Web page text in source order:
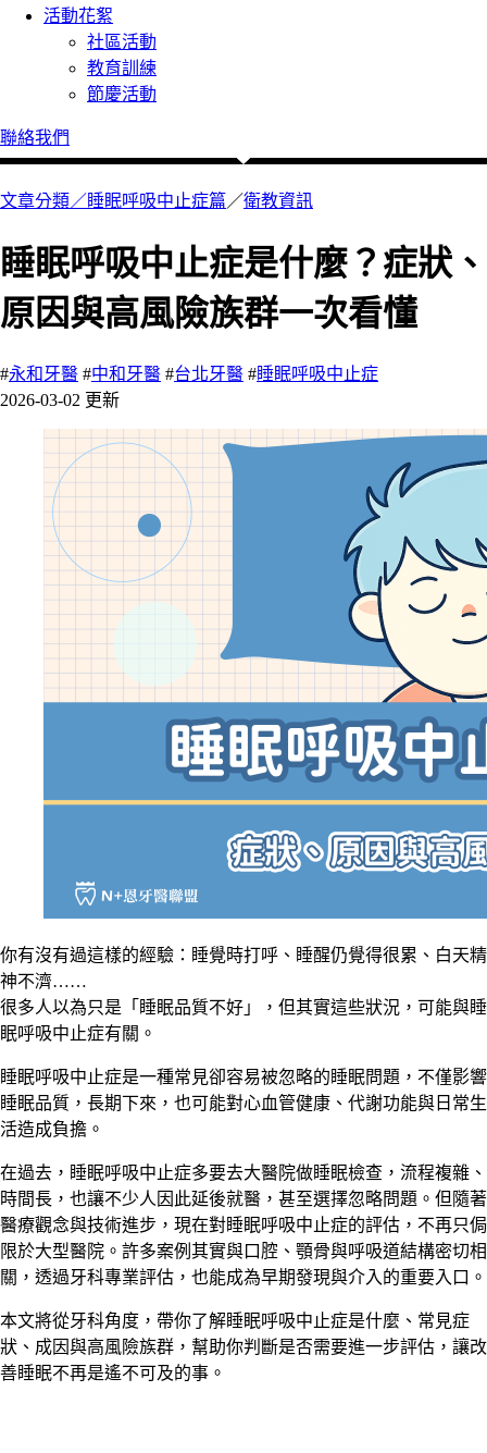
活動花絮
社區活動
教育訓練
節慶活動
聯絡我們
文章分類／睡眠呼吸中止症篇 ／衛教資訊
睡眠呼吸中止症是什麼？症狀、
原因與高風險族群一次看懂
#永和牙醫 #中和牙醫 #台北牙醫 #睡眠呼吸中止症
2026-03-02 更新
你有沒有過這樣的經驗：睡覺時打呼、睡醒仍覺得很累、白天精
神不濟……
很多人以為只是「睡眠品質不好」，但其實這些狀況，可能與睡
眠呼吸中止症有關。
睡眠呼吸中止症是一種常見卻容易被忽略的睡眠問題，不僅影響
睡眠品質，長期下來，也可能對心血管健康、代謝功能與日常生
活造成負擔。
在過去，睡眠呼吸中止症多要去大醫院做睡眠檢查，流程複雜、
時間長，也讓不少人因此延後就醫，甚至選擇忽略問題。但隨著
醫療觀念與技術進步，現在對睡眠呼吸中止症的評估，不再只侷
限於大型醫院。許多案例其實與口腔、顎骨與呼吸道結構密切相
關，透過牙科專業評估，也能成為早期發現與介入的重要入口。
本文將從牙科角度，帶你了解睡眠呼吸中止症是什麼、常見症
狀、成因與高風險族群，幫助你判斷是否需要進一步評估，讓改
善睡眠不再是遙不可及的事。